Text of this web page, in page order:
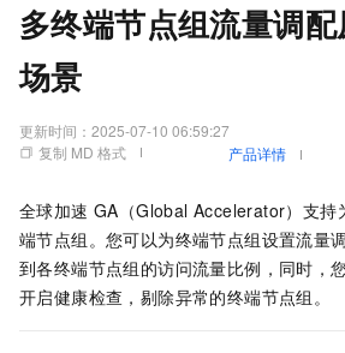
多终端节点组流量调
场景
更新时间： 2025-07-10 06:59:27
复制 MD 格式
产品详情
全球加速 GA（Global Accelerator） 支持
端节点组。您可以为终端节点组设置流量
到各终端节点组的访问流量比例，同时，
开启健康检查，剔除异常的终端节点组。